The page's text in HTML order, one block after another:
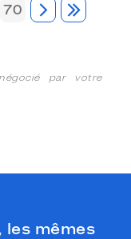
70
par votre
les mêmes